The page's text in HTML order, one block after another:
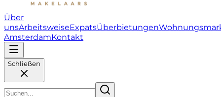
Über
unsArbeitsweiseExpatsÜberbietungen
AmsterdamKontakt
Schließen